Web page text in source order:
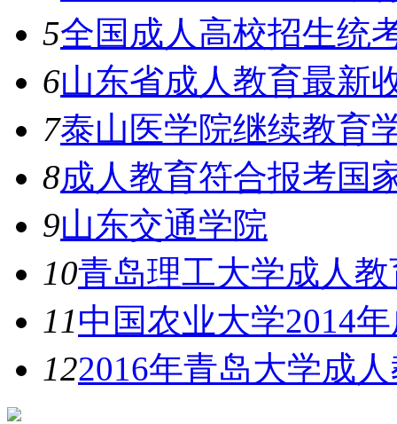
5全国成人高校招生统
6山东省成人教育最新
7泰山医学院继续教育
8成人教育符合报考国
9山东交通学院
10青岛理工大学成人
11中国农业大学2014
122016年青岛大学成